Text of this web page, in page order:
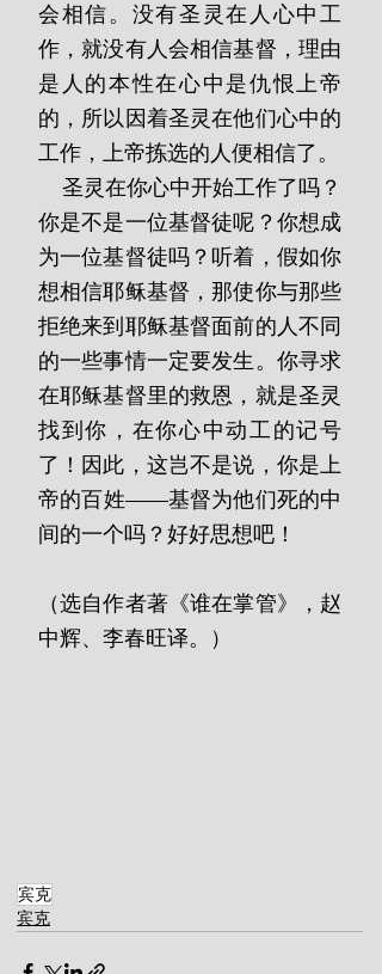
会相信。没有圣灵在人心中工
作，就没有人会相信基督，理由
是人的本性在心中是仇恨上帝
的，所以因着圣灵在他们心中的
工作，上帝拣选的人便相信了。
你是不是一位基督徒呢？你想成
为一位基督徒吗？听着，假如你
想相信耶稣基督，那使你与那些
拒绝来到耶稣基督面前的人不同
的一些事情一定要发生。你寻求
在耶稣基督里的救恩，就是圣灵
找到你，在你心中动工的记号
了！因此，这岂不是说，你是上
帝的百姓——基督为他们死的中
间的一个吗？好好思想吧！
（选自作者著《谁在掌管》，赵
中辉、李春旺译。）
宾克
宾克